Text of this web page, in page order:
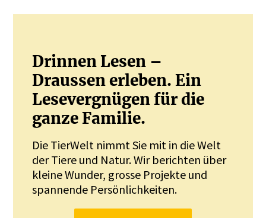
Drinnen Lesen –
Draussen erleben. Ein
Lesevergnügen für die
ganze Familie.
Die TierWelt nimmt Sie mit in die Welt
der Tiere und Natur. Wir berichten über
kleine Wunder, grosse Projekte und
spannende Persönlichkeiten.